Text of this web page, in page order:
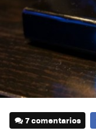
7 comentarios